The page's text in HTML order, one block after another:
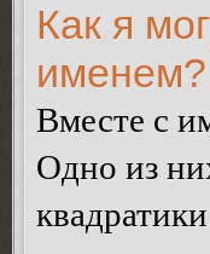
Как я
именем?
Вместе с
Одно из